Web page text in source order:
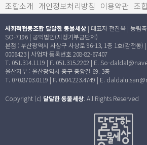
조합소개 개인정보처리방침 이용약관 조
사회적협동조합 달달한 동물세상 | 대표자 전진옥 | 농림
SO-7196 | 공익법인(지정기부금단체)
본점 : 부산광역시 사상구 사상로 96-13, 1층 1호(감전동)
0006423 | 사업자 등록번호 208-82-67407
T. 051.314.1119 | F. 051.315.2202 | E. So-
울산지부 : 울산광역시 중구 중앙길 69. 3층
T. 070.8703.0119 | F. 0504.223.4749 | E.
Copyright (c) 달달한 동물세상. All Rights Reserved